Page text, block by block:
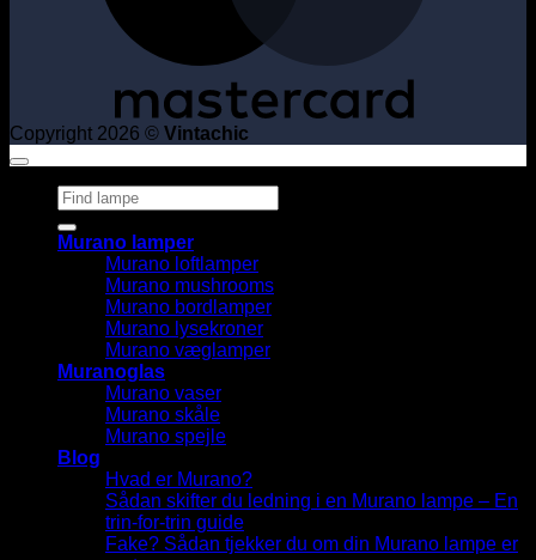
Copyright 2026 © Vintachic
Søg
efter:
Murano lamper
Murano loftlamper
Murano mushrooms
Murano bordlamper
Murano lysekroner
Murano væglamper
Muranoglas
Murano vaser
Murano skåle
Murano spejle
Blog
Hvad er Murano?
Sådan skifter du ledning i en Murano lampe – En
trin-for-trin guide
Fake? Sådan tjekker du om din Murano lampe er